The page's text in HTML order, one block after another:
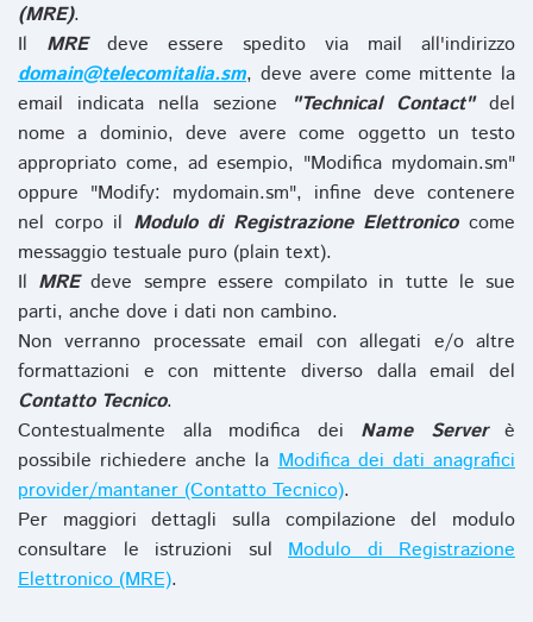
(MRE).
Il MREdeve essere spedito via mail all'indirizzo
domain@telecomitalia.sm, deve avere come mittente la
email indicata nella sezione
"Technical Contact"del
nome a dominio, deve avere come oggetto un testo
appropriato come, ad esempio, "Modifica mydomain.sm"
oppure "Modify: mydomain.sm", infine deve contenere
nel corpo il Modulo di Registrazione Elettronicocome
messaggio testuale puro (plain text).
Il MREdeve sempre essere compilato in tutte le sue
parti, anche dove i dati non cambino.
Non verranno processate email con allegati e/o altre
formattazioni e con mittente diverso dalla email del
Contatto Tecnico.
Contestualmente alla modifica dei Name Serverè
possibile richiedere anche laModifica dei dati anagrafici
provider/mantaner (Contatto Tecnico).
Per maggiori dettagli sulla compilazione del modulo
consultare le istruzioni sul Modulo di Registrazione
Elettronico (MRE).